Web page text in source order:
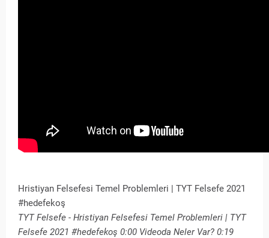
Hristiyan Felsefesi Temel Problemleri | TYT Felsefe 2021
#hedefekoş
TYT Felsefe - Hristiyan Felsefesi Temel Problemleri | TYT
Felsefe 2021 #hedefekoş 0:00 Videoda Neler Var? 0:19